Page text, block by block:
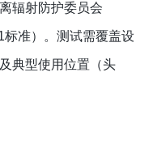
辐射防护委员会
标准）。测试需覆盖设
典型使用位置（头